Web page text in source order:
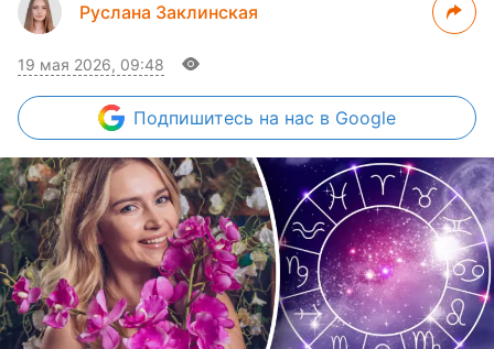
Руслана Заклинская
19 мая 2026, 09:48
Подпишитесь на нас в Google